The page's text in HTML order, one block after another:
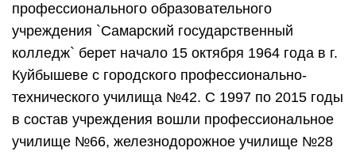
профессионального образовательного
учреждения `Самарский государственный
колледж` берет начало 15 октября 1964 года в г.
Куйбышеве с городского профессионально-
технического училища №42. С 1997 по 2015 годы
в состав учреждения вошли профессиональное
училище №66, железнодорожное училище №28